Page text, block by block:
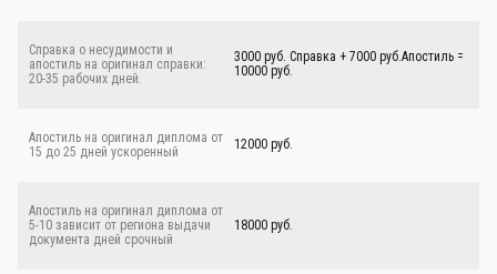
Справка о несудимости и
апостиль на оригинал справки:
20-35 рабочих дней.
3000 руб. Справка + 7000 руб.Апостиль =
10000 руб.
Апостиль на оригинал диплома от
15 до 25 дней ускоренный
12000 руб.
Апостиль на оригинал диплома от
5-10 зависит от региона выдачи
документа дней срочный
18000 руб.